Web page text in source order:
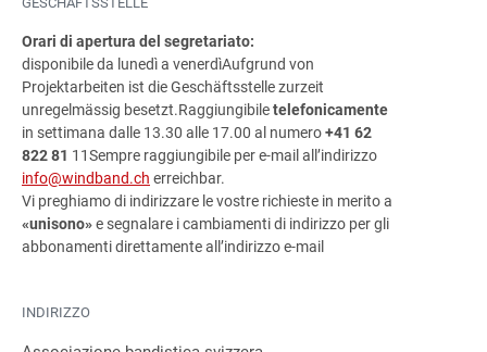
Orari di apertura del segretariato:
disponibile da lunedì a venerdìAufgrund von
Projektarbeiten ist die Geschäftsstelle zurzeit
unregelmässig besetzt.Raggiungibiletelefonicamente
in settimana dalle 13.30 alle 17.00 al numero+41 62
822 81 11Sempre raggiungibile per e-mail all’indirizzo
info@windband.ch erreichbar.
Vi preghiamo di indirizzare le vostre richieste in merito a
«unisono»e segnalare i cambiamenti di indirizzo per gli
abbonamenti direttamente all’indirizzo e-mail
INDIRIZZO